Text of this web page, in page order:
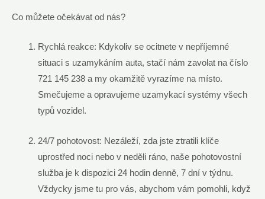
Co můžete očekávat od nás?
Rychlá reakce: Kdykoliv se ocitnete v nepříjemné
situaci s uzamykáním auta, stačí nám zavolat na číslo
721 145 238 a my okamžitě vyrazíme na místo.
Smečujeme a opravujeme uzamykací systémy všech
typů vozidel.
24/7 pohotovost: Nezáleží, zda jste ztratili klíče
uprostřed noci nebo v neděli ráno, naše pohotovostní
služba je k dispozici 24 hodin denně, 7 dní v týdnu.
Vždycky jsme tu pro vás, abychom vám pomohli, když